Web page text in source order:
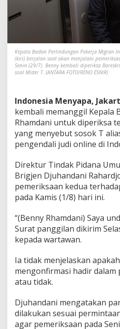
l
K
e
p
a
B
P
2
M
I
a
i
I
n
s
o
a
l
i
s
t
T
Kepala Badan Perlindungan Pekerja Migran
(kiri) berjalan saat akan menjalani
Senin (29/7). Benny kembali diperiksa
soal Mister T. (ANTARA FOTO/RENO ESNIR)
Indonesia Menyapa,
kembali memanggil Kepala
Rhamdani untuk diperiksa
yang menyebut sosok T
pengendali judi online di
Direktur Tindak Pidana
Brigjen Djuhandani
pemeriksaan kedua
pada Kamis (1/8) hari ini.
“(Benny Rhamdani) Saya
Surat panggilan dikirim
kepada wartawan.
Ia tidak menjelaskan
mengonfirmasi hadir dalam
atau tidak.
Djuhandani mengatakan
dilakukan sesuai
agar pemeriksaan pada